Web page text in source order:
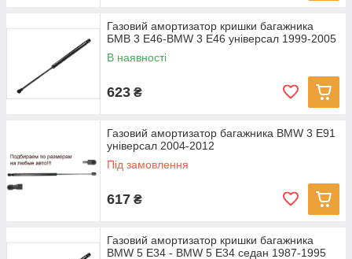
Газовий амортизатор кришки багажника
БМВ 3 Е46-BMW 3 E46 універсал 1999-2005
В наявності
623 ₴
Газовий амортизатор багажника BMW 3 E91
універсал 2004-2012
Під замовлення
617 ₴
Газовий амортизатор кришки багажника
BMW 5 E34 - BMW 5 E34 седан 1987-1995